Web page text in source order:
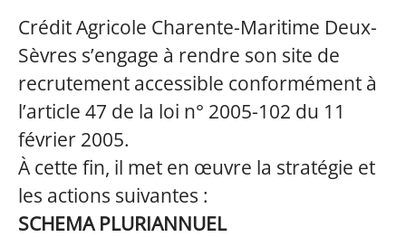
Crédit Agricole Charente-Maritime Deux-
Sèvres s’engage à rendre son site de
recrutement accessible conformément à
l’article 47 de la loi n° 2005-102 du 11
février 2005.
À cette fin, il met en œuvre la stratégie et
les actions suivantes :
SCHEMA PLURIANNUEL